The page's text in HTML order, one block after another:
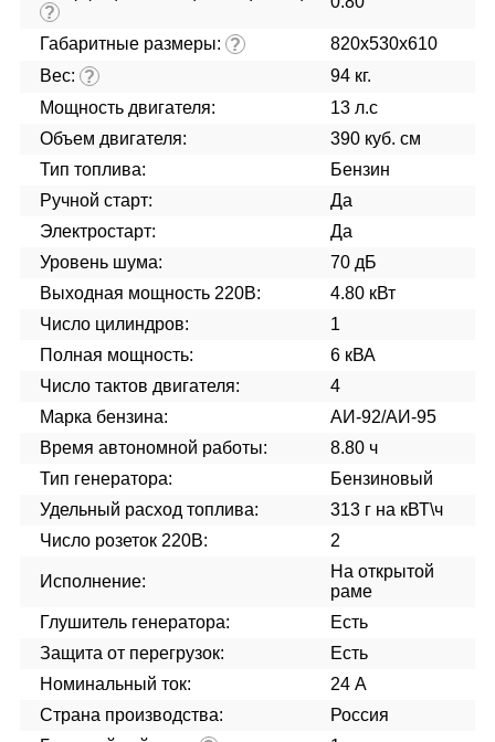
?
Габаритные размеры: ?
820x530x610
Вес: ?
94 кг.
Мощность двигателя:
13 л.с
Объем двигателя:
390 куб. см
Тип топлива:
Бензин
Ручной старт:
Да
Электростарт:
Да
Уровень шума:
70 дБ
Выходная мощность 220В:
4.80 кВт
Число цилиндров:
1
Полная мощность:
6 кВА
Число тактов двигателя:
4
Марка бензина:
АИ-92/АИ-95
Время автономной работы:
8.80 ч
Тип генератора:
Бензиновый
Удельный расход топлива:
313 г на кВТ\ч
Число розеток 220В:
2
Исполнение:
На открытой
раме
Глушитель генератора:
Есть
Защита от перегрузок:
Есть
Номинальный ток:
24 А
Страна производства:
Россия